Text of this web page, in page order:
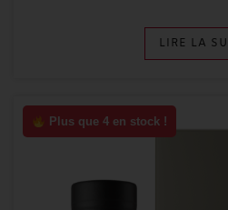
LIRE LA
Plus que 4 en stock !